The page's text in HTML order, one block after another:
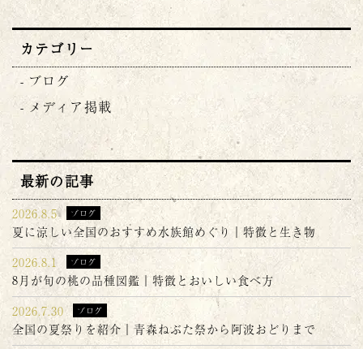
カテゴリー
ブログ
メディア掲載
最新の記事
2026.8.5 ブログ
夏に涼しい全国のおすすめ水族館めぐり｜特徴と生き物
2026.8.1
ブログ
8月が旬の桃の品種図鑑｜特徴とおいしい食べ方
2026.7.30
ブログ
全国の夏祭りを紹介｜青森ねぶた祭から阿波おどりまで